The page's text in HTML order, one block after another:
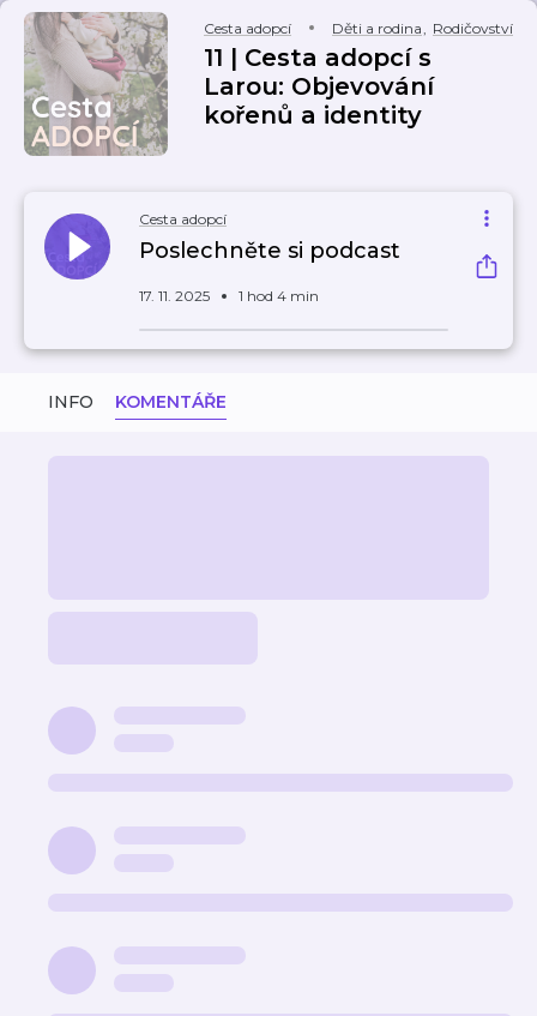
Cesta adopcí Děti a rodina, Rodičovství
11 | Cesta adopcí s
Larou: Objevování
kořenů a identity
Cesta adopcí
Poslechněte si podcast
17. 11. 2025 1 hod 4 min
INFO KOMENTÁŘE